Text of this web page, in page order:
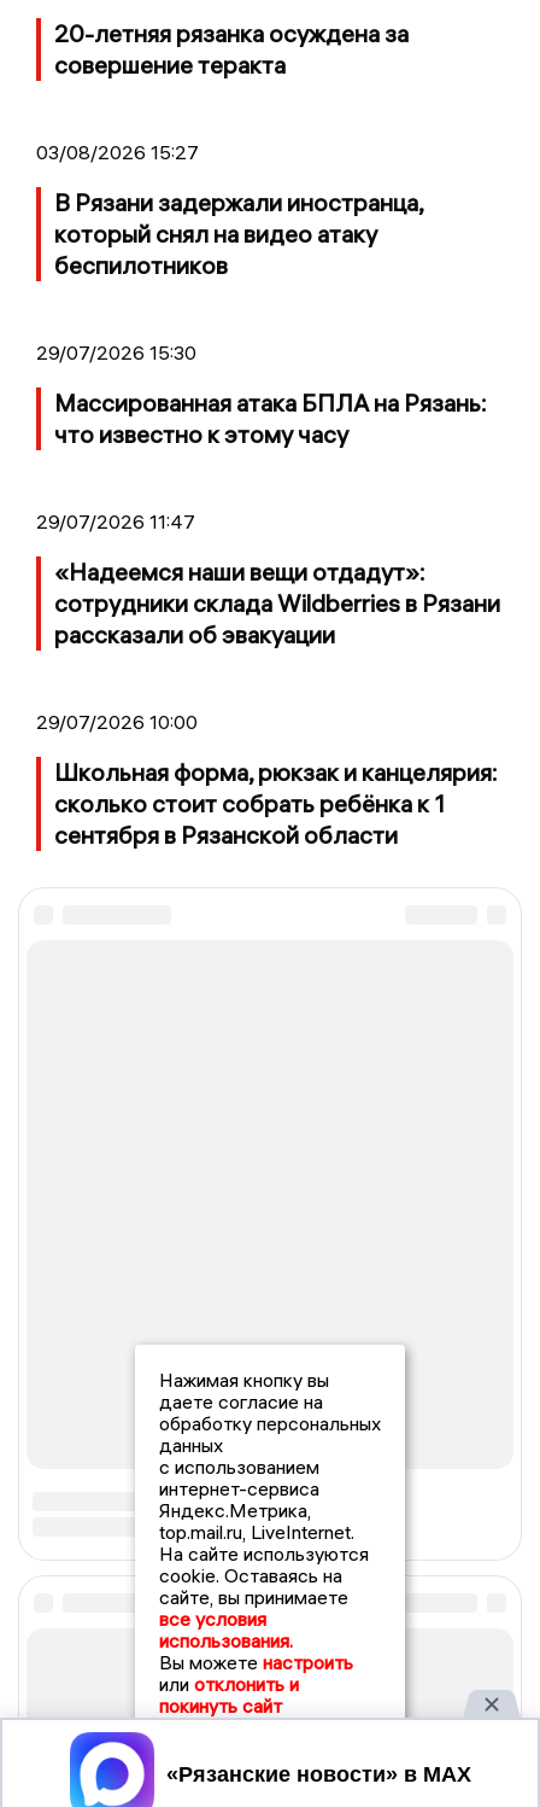
20-летняя рязанка осуждена за
совершение теракта
03/08/2026 15:27
В Рязани задержали иностранца,
который снял на видео атаку
беспилотников
29/07/2026 15:30
Массированная атака БПЛА на Рязань:
что известно к этому часу
29/07/2026 11:47
«Надеемся наши вещи отдадут»:
сотрудники склада Wildberries в Рязани
рассказали об эвакуации
29/07/2026 10:00
Школьная форма, рюкзак и канцелярия:
сколько стоит собрать ребёнка к 1
сентября в Рязанской области
Нажимая кнопку вы
даете согласие на
обработку персональных
данных
с использованием
интернет-сервиса
Яндекс.Метрика,
top.mail.ru, LiveInternet.
На сайте используются
cookie. Оставаясь на
сайте, вы принимаете
все условия
использования.
Вы можете настроить
или отклонить и
покинуть сайт
Принять